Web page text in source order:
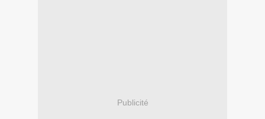
Publicité